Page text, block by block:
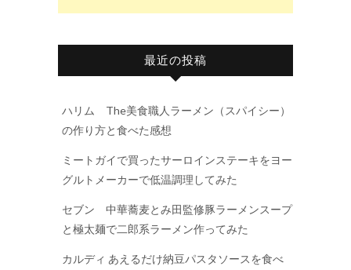
最近の投稿
ハリム The美食職人ラーメン（スパイシー）
の作り方と食べた感想
ミートガイで買ったサーロインステーキをヨー
グルトメーカーで低温調理してみた
セブン 中華蕎麦とみ田監修豚ラーメンスープ
と極太麺で二郎系ラーメン作ってみた
カルディ あえるだけ納豆パスタソースを食べ